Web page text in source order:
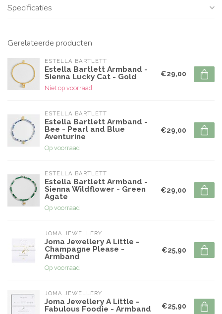
Specificaties
Gerelateerde producten
ESTELLA BARTLETT
Estella Bartlett Armband -
Sienna Lucky Cat - Gold
Niet op voorraad
€29,00
ESTELLA BARTLETT
Estella Bartlett Armband -
Bee - Pearl and Blue
Aventurine
Op voorraad
€29,00
ESTELLA BARTLETT
Estella Bartlett Armband -
Sienna Wildflower - Green
Agate
Op voorraad
€29,00
JOMA JEWELLERY
Joma Jewellery A Little -
Champagne Please -
Armband
Op voorraad
€25,90
JOMA JEWELLERY
Joma Jewellery A Little -
Fabulous Foodie - Armband
€25,90